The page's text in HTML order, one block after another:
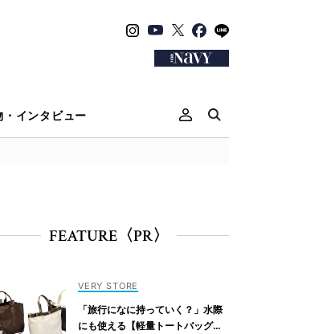
・インタビュー
FEATURE〈PR〉
VERY STORE
「旅行になに持っていく？」水際
にも使える【軽量トートバッグ】4